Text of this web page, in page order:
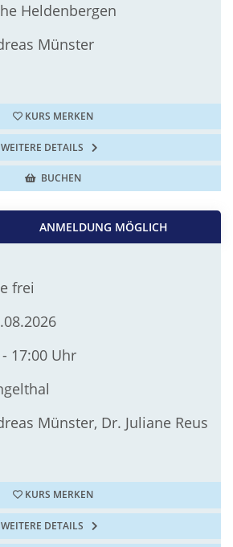
Heldenbergen
Münster
KURS MERKEN
WEITERE DETAILS
BUCHEN
ANMELDUNG MÖGLICH
frei
17:00 Uhr
Münster, Dr. Juliane Reus
KURS MERKEN
WEITERE DETAILS